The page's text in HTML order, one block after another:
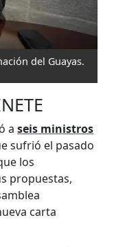
del Guayas.
aseis ministros
sufrió el pasado
los
propuestas,
carta